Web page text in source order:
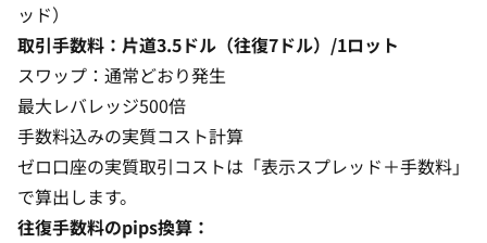
ッド）
取引手数料：片道3.5ドル（往復7ドル）/1ロット
スワップ：通常どおり発生
最大レバレッジ500倍
手数料込みの実質コスト計算
ゼロ口座の実質取引コストは「表示スプレッド＋手数料」
で算出します。
往復手数料のpips換算：